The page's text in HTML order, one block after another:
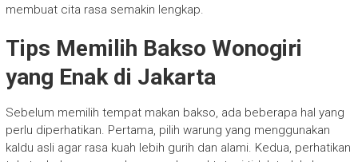
membuat cita rasa semakin lengkap.
Tips Memilih Bakso Wonogiri
yang Enak di Jakarta
Sebelum memilih tempat makan bakso, ada beberapa hal yang
perlu diperhatikan. Pertama, pilih warung yang menggunakan
kaldu asli agar rasa kuah lebih gurih dan alami. Kedua, perhatikan